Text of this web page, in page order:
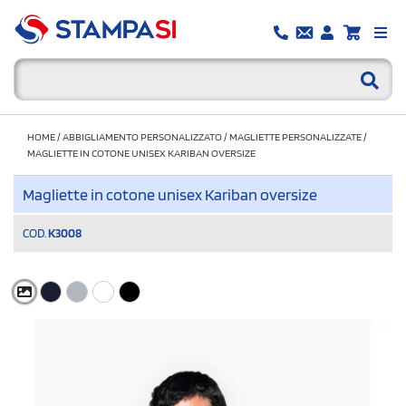
HOME/ABBIGLIAMENTO PERSONALIZZATO/MAGLIETTE PERSONALIZZATE/
MAGLIETTE IN COTONE UNISEX KARIBAN OVERSIZE
Magliette in cotone unisex Kariban oversize
COD. K3008